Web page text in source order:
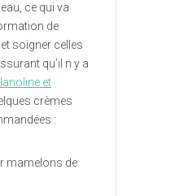
ce qui va
de
soigner celles
qu’il n y a
et
crèmes
:
mamelons de